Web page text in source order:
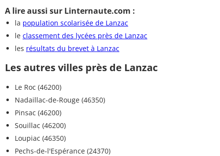
A lire aussi sur Linternaute.com :
la population scolarisée de Lanzac
le classement des lycées près de Lanzac
les résultats du brevet à Lanzac
Les autres villes près de Lanzac
Le Roc (46200)
Nadaillac-de-Rouge (46350)
Pinsac (46200)
Souillac (46200)
Loupiac (46350)
Pechs-de-l'Espérance (24370)